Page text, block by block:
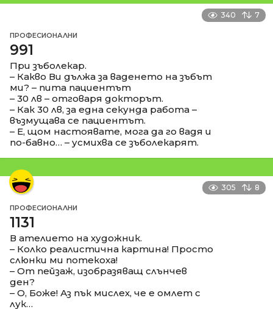
340 7
ПРОФЕСИОНАЛНИ
991
При зъболекар.
– Какво Ви дължa за ваденето на зъбът
ми? – пита пациентът
– 30 лв – отговаря докторът.
– Как 30 лв, за една секунда работа –
възмущава се пациентът.
– Е, щом настоявате, мога да го вадя и
по-бавно… – усмихва се зъболекарят.
305 8
ПРОФЕСИОНАЛНИ
1131
В ателието на художник.
– Колко реалистична картина! Просто
слюнки ми потекоха!
– От пейзаж, изобразяващ слънчев
ден?
– О, Боже! Аз пък мислех, че е омлет с
лук…